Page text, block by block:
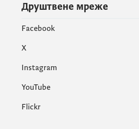
Друштвене мреже
Facebook
X
Instagram
YouTube
Flickr